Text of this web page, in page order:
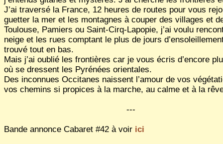
J’ai traversé la France, 12 heures de routes pour vous
guetter la mer et les montagnes à couper des villages et
Toulouse, Pamiers ou Saint-Cirq-Lapopie, j’ai voulu
neige et les rues comptant le plus de jours
trouvé tout en bas.
Mais j’ai oublié les frontières car je vous écris d’encore
où se dressent les Pyrénées orientales.
Des inconnues Occitanes naissent l’amour de vos
vos chemins si propices à la marche, au calme et à la
---
Bande annonce Cabaret #42 à voir ici